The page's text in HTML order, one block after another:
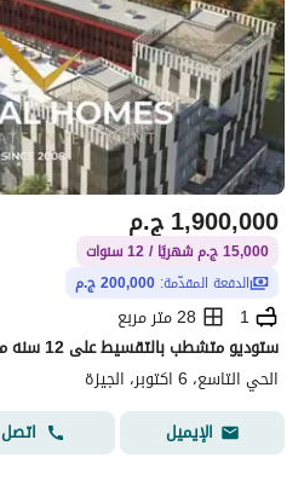
ج.م1,900,000
15,000 ج.م شهريًا / 12 سنوات
الدفعة المقدّمة: 200,000 ج.م
1
28 متر مربع
الحي التاسع، 6 اكتوبر، الجيزة
الإيميل
اتصل